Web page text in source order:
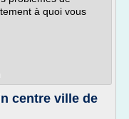
à quoi vous
centre ville de